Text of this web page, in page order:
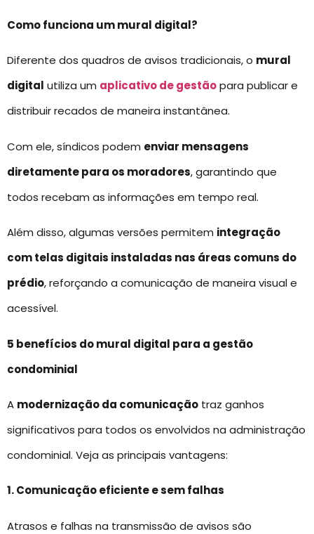
Como funciona um mural digital?
Diferente dos quadros de avisos tradicionais, o mural
digital utiliza um aplicativo de gestãopara publicar e
distribuir recados de maneira instantânea.
Com ele, síndicos podem enviar mensagens
diretamente para os moradores, garantindo que
todos recebam as informações em tempo real.
Além disso, algumas versões permitem integração
com telas digitais instaladas nas áreas comuns do
prédio, reforçando a comunicação de maneira visual e
acessível.
5 benefícios do mural digital para a gestão
condominial
A modernização da comunicação traz ganhos
significativos para todos os envolvidos na administração
condominial. Veja as principais vantagens:
1. Comunicação eficiente e sem falhas
Atrasos e falhas na transmissão de avisos são